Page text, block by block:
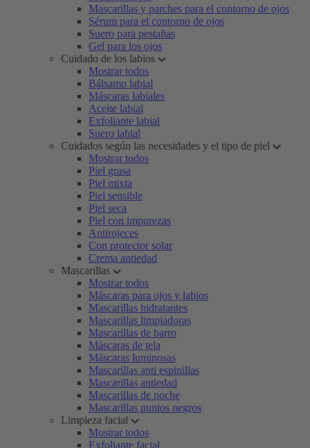
Mascarillas y parches para el contorno de ojos
Sérum para el contorno de ojos
Suero para pestañas
Gel para los ojos
Cuidado de los labios
Mostrar todos
Bálsamo labial
Máscaras labiales
Aceite labial
Exfoliante labial
Suero labial
Cuidados según las necesidades y el tipo de piel
Mostrar todos
Piel grasa
Piel mixta
Piel sensible
Piel seca
Piel con impurezas
Antirojeces
Con protector solar
Crema antiedad
Mascarillas
Mostrar todos
Máscaras para ojos y labios
Mascarillas hidratantes
Mascarillas limpiadoras
Mascarillas de barro
Máscaras de tela
Máscaras luminosas
Mascarillas anti espinillas
Mascarillas antiedad
Mascarillas de noche
Mascarillas puntos negros
Limpieza facial
Mostrar todos
Exfoliante facial